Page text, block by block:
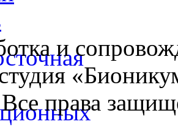
и
права